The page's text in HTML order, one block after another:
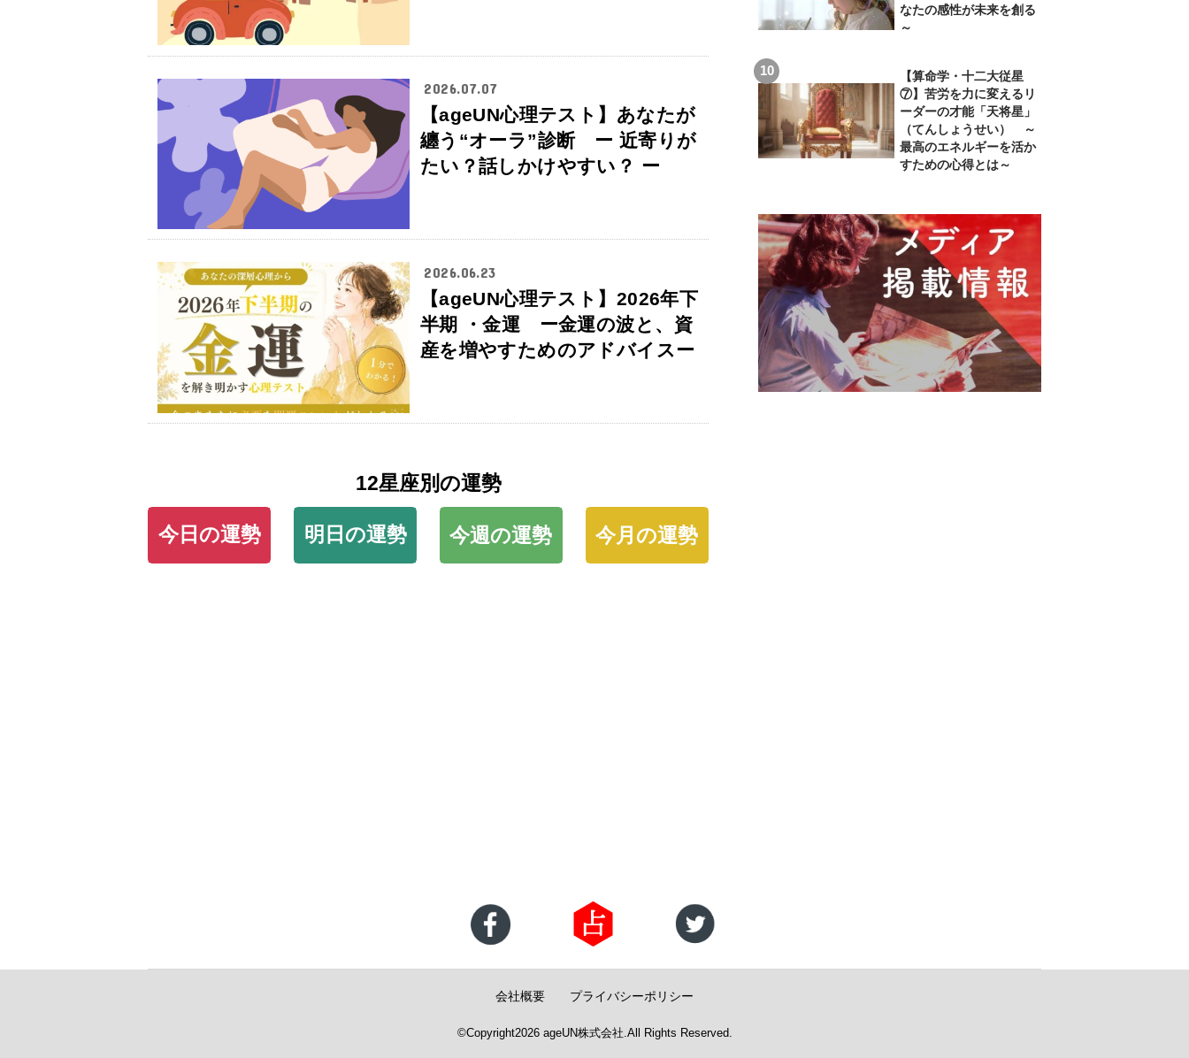
2026.07.07
【ageUN心理テスト】あなたが
纏う“オーラ”診断 ー 近寄りが
たい？話しかけやすい？ ー
2026.06.23
【ageUN心理テスト】2026年下
半期 ・金運 ー金運の波と、資
産を増やすためのアドバイスー
12星座別の運勢
今日の運勢 明日の運勢 今週の運勢 今月の運勢
なたの感性が未来を創る
～
【算命学・十二大従星
⑦】苦労を力に変えるリ
ーダーの才能「天将星」
（てんしょうせい） ～
最高のエネルギーを活か
すための心得とは～
会社概要 プライバシーポリシー
©Copyright2026 ageUN株式会社.All Rights Reserved.